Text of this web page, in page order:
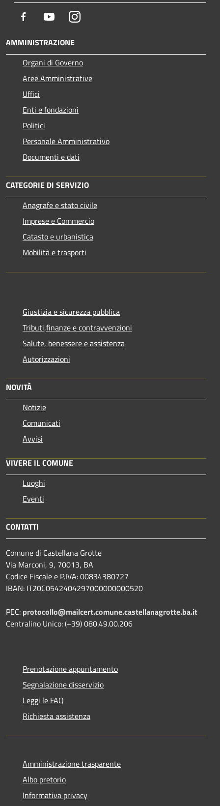
Facebook YoutubeInstagram
AMMINISTRAZIONE
Organi di Governo
Aree Amministrative
Uffici
Enti e fondazioni
Politici
Personale Amministrativo
Documenti e dati
CATEGORIE DI SERVIZIO
Anagrafe e stato civile
Imprese e Commercio
Catasto e urbanistica
Mobilità e trasporti
Giustizia e sicurezza pubblica
Tributi,finanze e contravvenzioni
Salute, benessere e assistenza
Autorizzazioni
NOVITÀ
Notizie
Comunicati
Avvisi
VIVERE IL COMUNE
Luoghi
Eventi
CONTATTI
Comune di Castellana Grotte
Via Marconi, 9, 70013, BA
Codice Fiscale e P.IVA: 00834380727
IBAN: IT20C0542404297000000000520
PEC: protocollo@mailcert.comune.castellanagrotte.ba.it
Centralino Unico: (+39) 080.49.00.206
Prenotazione appuntamento
Segnalazione disservizio
Leggi le FAQ
Richiesta assistenza
Amministrazione trasparente
Albo pretorio
Informativa privacy